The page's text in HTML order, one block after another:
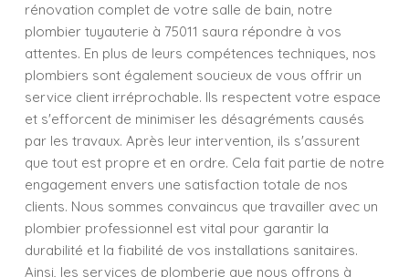
rénovation complet de votre salle de bain, notre
plombier tuyauterie à 75011 saura répondre à vos
attentes. En plus de leurs compétences techniques, nos
plombiers sont également soucieux de vous offrir un
service client irréprochable. Ils respectent votre espace
et s'efforcent de minimiser les désagréments causés
par les travaux. Après leur intervention, ils s'assurent
que tout est propre et en ordre. Cela fait partie de notre
engagement envers une satisfaction totale de nos
clients. Nous sommes convaincus que travailler avec un
plombier professionnel est vital pour garantir la
durabilité et la fiabilité de vos installations sanitaires.
Ainsi, les services de plomberie que nous offrons à